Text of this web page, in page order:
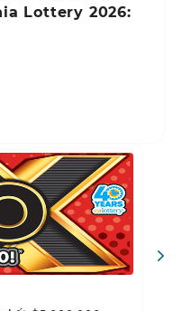
Lottery 2026: